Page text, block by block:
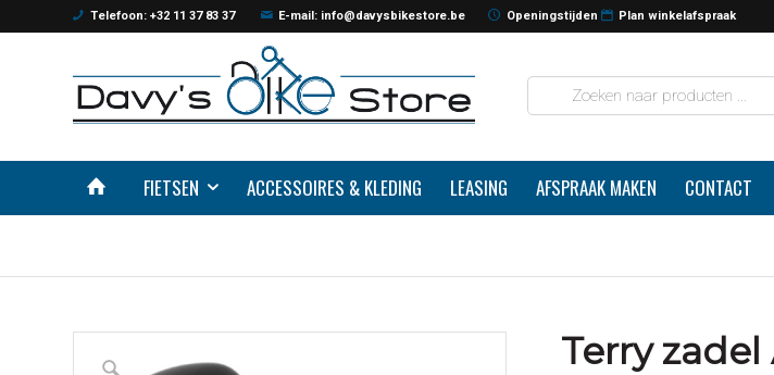
Telefoon: +32 11 37 83 37 E-mail: info@davysbikestore.be Openingstijden Plan winkelafspraak
FIETSEN ACCESSOIRES & KLEDING LEASING AFSPRAAK MAKEN CONTACT
Terry